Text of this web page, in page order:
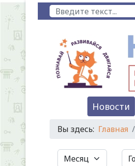
Поиск
Новости
Вы здесь: Главная
Фильтры
Месяц Год